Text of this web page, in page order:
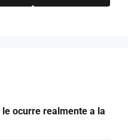
ocurre realmente a la